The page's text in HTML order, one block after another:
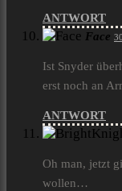
ANTWORT
Face
Ist Snyder
erst noch an
ANTWORT
Oh man, jetzt
wollen…